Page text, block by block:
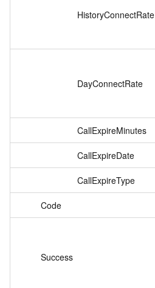
HistoryConnectRate
DayConnectRate
CallExpireMinutes
CallExpireDate
CallExpireType
Code
Success